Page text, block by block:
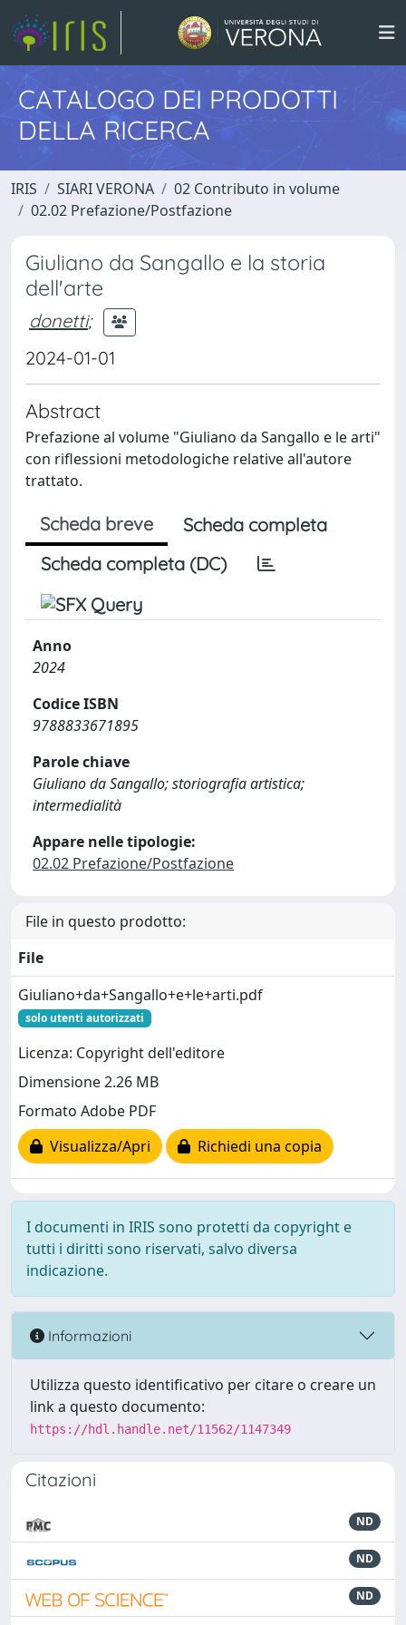
CATALOGO DEI PRODOTTI
DELLA RICERCA
IRIS SIARI VERONA
02 Contributo in volume
02.02 Prefazione/Postfazione
Giuliano da Sangallo e la storia
dell'arte
donetti;
2024-01-01
Abstract
Prefazione al volume "Giuliano da Sangallo e le arti"
con riflessioni metodologiche relative all'autore
trattato.
Scheda breve
Scheda completa
Scheda completa (DC)
Anno
2024
Codice ISBN
9788833671895
Parole chiave
Giuliano da Sangallo; storiografia artistica;
intermedialità
Appare nelle tipologie:
02.02 Prefazione/Postfazione
File in questo prodotto:
File
Giuliano+da+Sangallo+e+le+arti.pdf
solo utenti autorizzati
Licenza: Copyright dell'editore
Dimensione 2.26 MB
Formato Adobe PDF
Visualizza/Apri
Richiedi una copia
I documenti in IRIS sono protetti da copyright e
tutti i diritti sono riservati, salvo diversa
indicazione.
Informazioni
Utilizza questo identificativo per citare o creare un
link a questo documento:
https://hdl.handle.net/11562/1147349
Citazioni
ND
ND
ND